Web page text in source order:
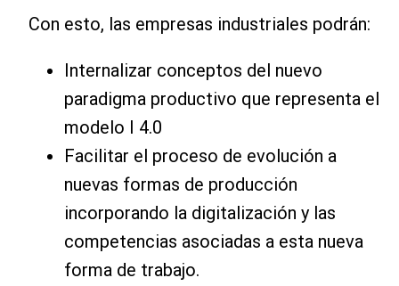
Con esto, las empresas industriales podrán:
Internalizar conceptos del nuevo
paradigma productivo que representa el
modelo I 4.0
Facilitar el proceso de evolución a
nuevas formas de producción
incorporando la digitalización y las
competencias asociadas a esta nueva
forma de trabajo.